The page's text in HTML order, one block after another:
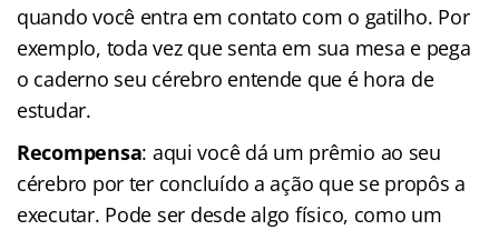
quando você entra em contato com o gatilho. Por
exemplo, toda vez que senta em sua mesa e pega
o caderno seu cérebro entende que é hora de
estudar.
Recompensa: aqui você dá um prêmio ao seu
cérebro por ter concluído a ação que se propôs a
executar. Pode ser desde algo físico, como um